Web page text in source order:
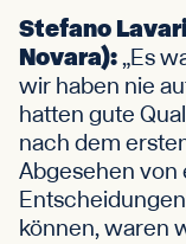
Stefano
Novara):„Es
wir haben nie
hatten gute
nach dem
Abgesehen
können, waren